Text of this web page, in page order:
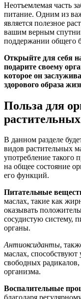
Неотъемлемая часть
питание. Одним из
является полезное
вашим верным
поддержании общего
Открыйте для себя
подарите своему
которое он
здорового образа
Польза для
В данном разделе
видов растительных
употребление такого
на общее состояние
его функций.
Питательные
маслах, такие как
оказывать
сосудистую систему,
органы.
Антиоксиданты,
маслах,
свободных
организма.
Воспалительные